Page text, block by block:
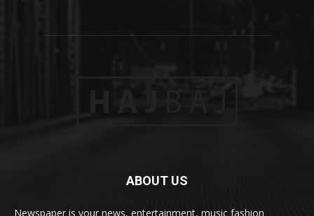
ABOUT US
Newspaper is your news, entertainment, music fashion